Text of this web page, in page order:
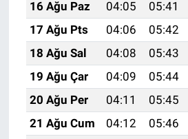
16 Ağu Paz
04:05 05:41
17 Ağu Pts
04:06 05:42
18 Ağu Sal
04:08 05:43
19 Ağu Çar
04:09 05:44
20 Ağu Per
04:11 05:45
21 Ağu Cum
04:12 05:46